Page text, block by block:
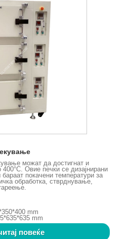
можат да достигнат и
Овие печки се дизајнирани
покачени температури за
обработка, стврднување,
mm
mm
повеќе